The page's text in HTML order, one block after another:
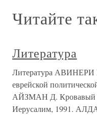
Читайте
Литература
Литература АВИНЕРИ
еврейской
АЙЗМАН Д. Кровавый
Иерусалим, 1991.